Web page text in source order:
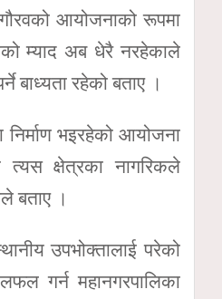
आयोजनाको रूपमा
म्याद अब धेरै नरहेकाले
बाध्यता रहेको बताए ।
निर्माण भइरहेको आयोजना
त्यस क्षेत्रका नागरिकले
बताए ।
उपभोक्तालाई परेको
गर्न महानगरपालिका